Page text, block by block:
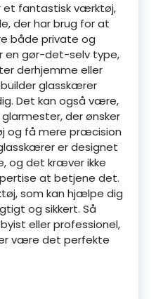
et fantastisk værktøj,
der har brug for at
både private og
en gør-det-selv type,
derhjemme eller
glasskærer
Det kan også være,
der ønsker
og få mere præcision
er designet
og det kræver ikke
at betjene det.
som kan hjælpe dig
og sikkert. Så
eller professionel,
være det perfekte